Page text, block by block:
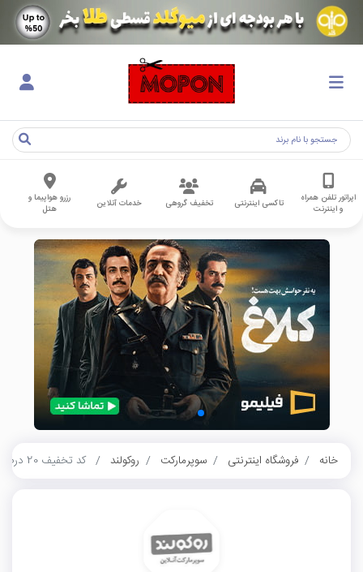
اپراتور تلفن همراه
و اینترنت
تاکسی اینترنتی تخفیف گروهی خدمات آنلاین
رزرو هواپیما و
هتل
خانه فروشگاه اینترنتی سوپرمارکت روکولند کد تخفیف 20 درصدی روکولند